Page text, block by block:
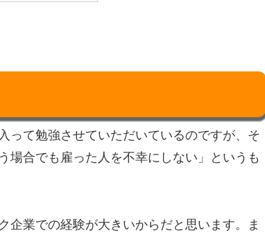
って勉強させていただいているのですが、そ
場合でも雇った人を不幸にしない」というも
企業での経験が大きいからだと思います。ま